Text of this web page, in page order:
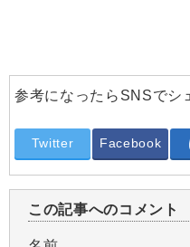
参考になったらSNSでシ
Twitter Facebook
この記事へのコメント